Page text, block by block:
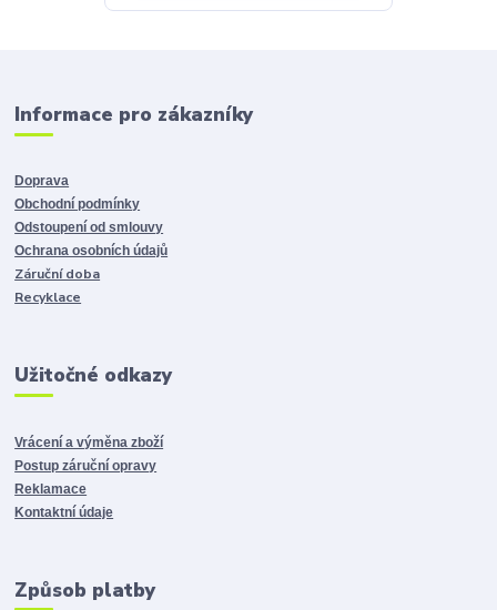
Informace pro zákazníky
Doprava
Obchodní podmínky
Odstoupení od smlouvy
Ochrana osobních údajů
Záruční doba
Recyklace
Užitočné odkazy
Vrácení a výměna zboží
Postup záruční opravy
Reklamace
Kontaktní údaje
Způsob platby